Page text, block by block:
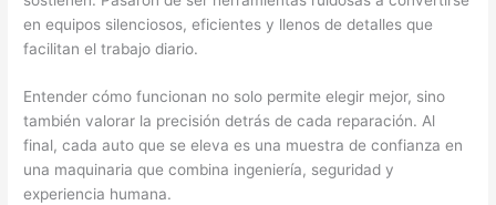
en equipos silenciosos, eficientes y llenos de detalles que
facilitan el trabajo diario.
Entender cómo funcionan no solo permite elegir mejor, sino
también valorar la precisión detrás de cada reparación. Al
final, cada auto que se eleva es una muestra de confianza en
una maquinaria que combina ingeniería, seguridad y
experiencia humana.